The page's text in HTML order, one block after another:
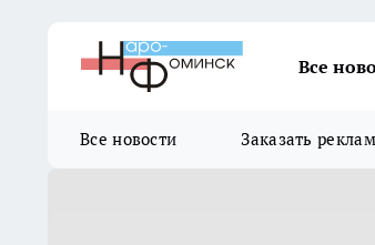
Все
Все новости Заказать